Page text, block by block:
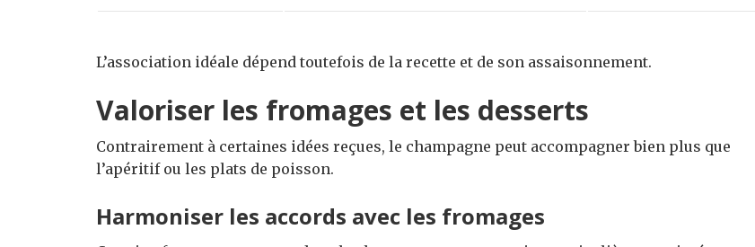
L’association idéale dépend toutefois de la recette et de son assaisonnement.
Valoriser les fromages et les desserts
Contrairement à certaines idées reçues, le champagne peut accompagner bien plus que
l’apéritif ou les plats de poisson.
Harmoniser les accords avec les fromages